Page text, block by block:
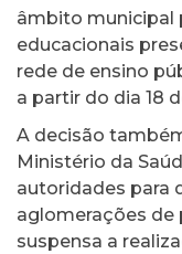
âmbito municipal
educacionais
rede de ensino
a partir do dia 18
A decisão
Ministério da
autoridades para
aglomerações de
suspensa a